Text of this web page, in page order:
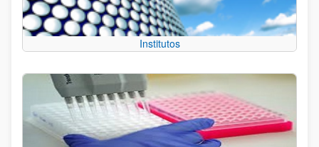
Institutos